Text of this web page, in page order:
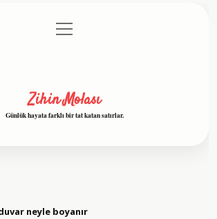
Gizlilik Politikası
menüyü
aç
Zihin Molası
Günlük hayata farklı bir tat katan satırlar.
neyle boyanır